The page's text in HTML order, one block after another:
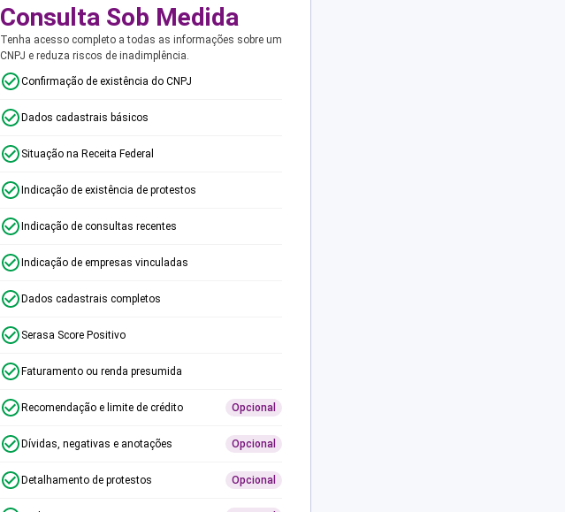
Consulta Sob Medida
Tenha acesso completo a todas as informações sobre um
CNPJ e reduza riscos de inadimplência.
Confirmação de existência do CNPJ
Dados cadastrais básicos
Situação na Receita Federal
Indicação de existência de protestos
Indicação de consultas recentes
Indicação de empresas vinculadas
Dados cadastrais completos
Serasa Score Positivo
Faturamento ou renda presumida
Recomendação e limite de crédito Opcional
Dívidas, negativas e anotações Opcional
Detalhamento de protestos Opcional